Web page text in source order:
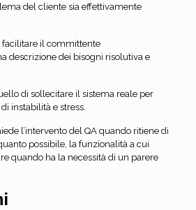
del cliente sia effettivamente
facilitare il committente
descrizione dei bisogni risolutiva e
di sollecitare il sistema reale per
instabilità e stress.
l’intervento del QA quando ritiene di
possibile, la funzionalità a cui
quando ha la necessità di un parere